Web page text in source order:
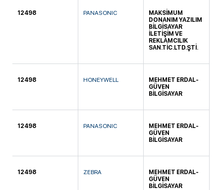
12498 PANASONIC
MAKSİMUM
DONANIM YAZILIM
BİLGİSAYAR
İLETİŞİM VE
REKLAMCILIK
SAN.TİC.LTD.ŞTİ.
12498 HONEYWELL
MEHMET ERDAL-
GÜVEN
BİLGİSAYAR
12498 PANASONIC
MEHMET ERDAL-
GÜVEN
BİLGİSAYAR
12498 ZEBRA
MEHMET ERDAL-
GÜVEN
BİLGİSAYAR